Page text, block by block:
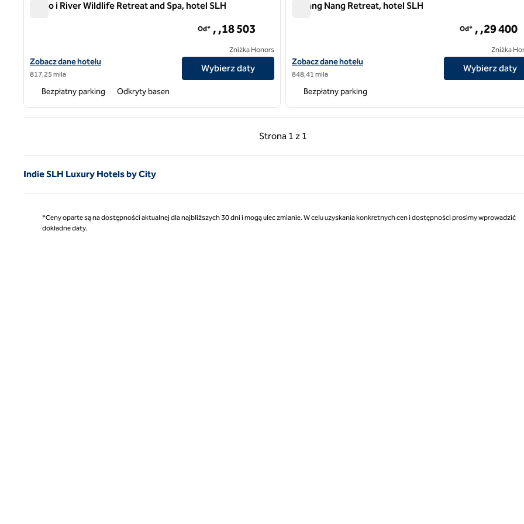
Rhino i River Wildlife Retreat and Spa, hotel SLH
Zobacz szczegóły hotelu Rhino i River Wildlife Retreat and Spa, SLH Hotel
Zobacz dane hotelu
817,25 mila
Od* , ,18 503
Zniżka Honors
Wybierz daty
Bezpłatny parking Odkryty basen
Lchang Nang Retreat, hotel SLH
Zobacz szczegóły hotelu Lchang Nang Retreat, SLH Hotel
Zobacz dane hotelu
848,41 mila
Od* , ,29 400
Zniżka
Wybierz daty
Bezpłatny parking
Strona 1 z 1
Poprzednia strona, 1 z 1
Strona 1 z 1
Indie SLH Luxury Hotels by City
*Ceny oparte są na dostępności aktualnej dla najbliższych 30 dni i mogą ulec zmianie. W celu uzyskania konkretnych cen i dostępności prosimy wprowadzić
dokładne daty.